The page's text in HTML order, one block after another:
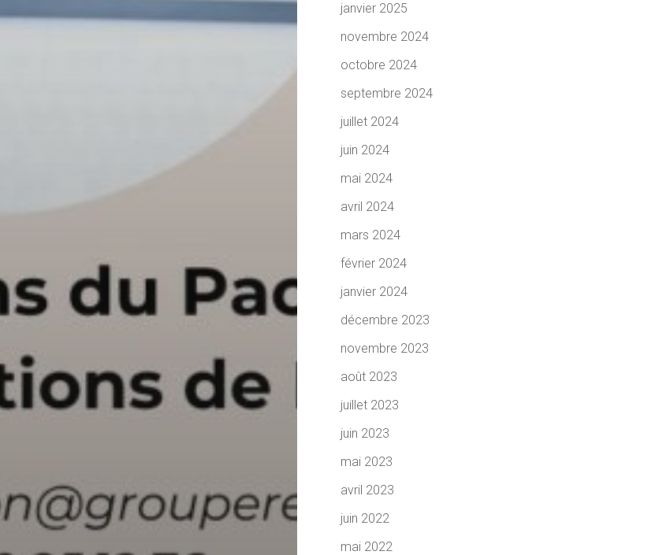
janvier 2025
novembre 2024
octobre 2024
septembre 2024
juillet 2024
juin 2024
mai 2024
avril 2024
mars 2024
février 2024
janvier 2024
décembre 2023
novembre 2023
août 2023
juillet 2023
juin 2023
mai 2023
avril 2023
juin 2022
mai 2022